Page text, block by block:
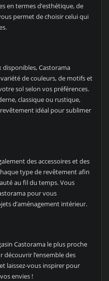
en termes d’esthétique, de
permet de choisir celui qui
Castorama
de couleurs, de motifs et
sol selon vos préférences.
classique ou rustique,
idéal pour sublimer
des accessoires et des
type de revêtement afin
au fil du temps. Vous
pour vous
d’aménagement intérieur.
Castorama le plus proche
l’ensemble des
laissez-vous inspirer pour
envies !